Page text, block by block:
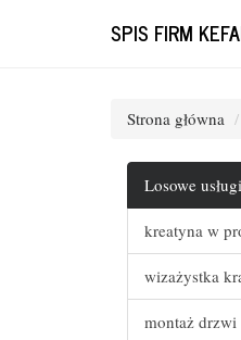
SPIS FIRM
Strona główna
Losowe usługi
kreatyna w
wizażystka
montaż drzwi